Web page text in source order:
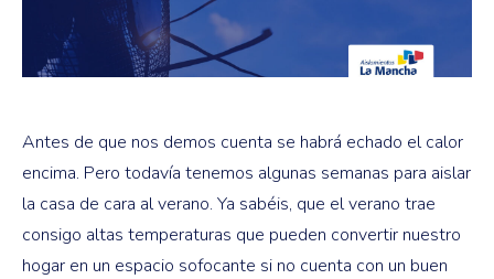
Antes de que nos demos cuenta se habrá echado el calor
encima. Pero todavía tenemos algunas semanas para aislar
la casa de cara al verano. Ya sabéis, que el verano trae
consigo altas temperaturas que pueden convertir nuestro
hogar en un espacio sofocante si no cuenta con un buen